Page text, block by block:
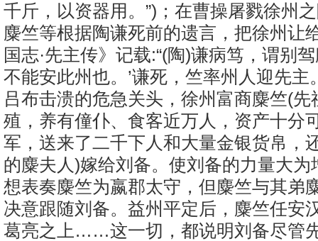
千斤，以资器用。”)；在曹操屠戮徐州
麋竺等根据陶谦死前的遗言，把徐州让
国志·先主传》记载:“(陶)谦病笃，谓别
不能安此州也。’谦死，竺率州人迎先主
吕布击溃的危急关头，徐州富商麋竺(先
殖，养有僮仆、食客近万人，资产十分
军，送来了二千下人和大量金银货帛，
的麋夫人)嫁给刘备。使刘备的力量大为
想表奏麋竺为嬴郡太守，但麋竺与其弟
决意跟随刘备。益州平定后，麋竺任安
葛亮之上……这一切，都说明刘备尽管